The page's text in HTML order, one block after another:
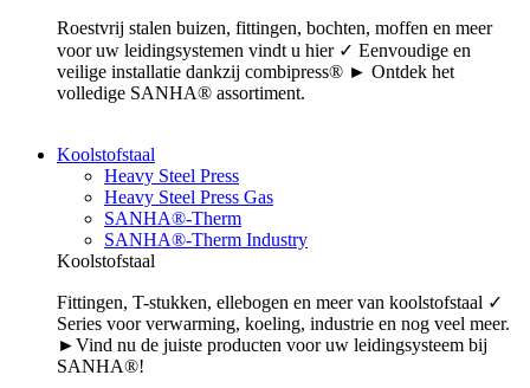
Roestvrij stalen buizen, fittingen, bochten, moffen en meer
voor uw leidingsystemen vindt u hier ✓ Eenvoudige en
veilige installatie dankzij combipress® ► Ontdek het
volledige SANHA® assortiment.
Koolstofstaal
Heavy Steel Press
Heavy Steel Press Gas
SANHA®-Therm
SANHA®-Therm Industry
Koolstofstaal
Fittingen, T-stukken, ellebogen en meer van koolstofstaal ✓
Series voor verwarming, koeling, industrie en nog veel meer.
►Vind nu de juiste producten voor uw leidingsysteem bij
SANHA®!